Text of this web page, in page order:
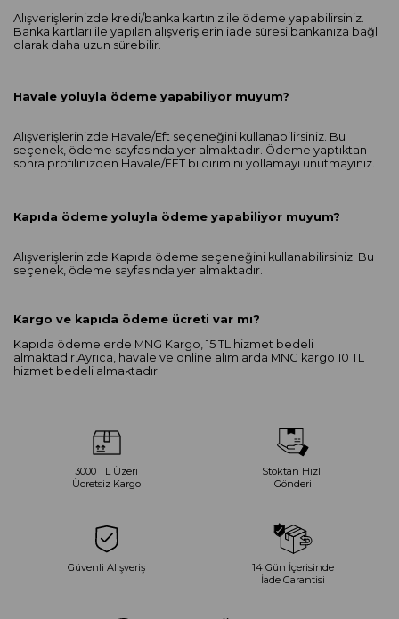
Alışverişlerinizde kredi/banka kartınız ile ödeme yapabilirsiniz.
Banka kartları ile yapılan alışverişlerin iade süresi bankanıza bağlı
olarak daha uzun sürebilir.
Havale yoluyla ödeme yapabiliyor muyum?
Alışverişlerinizde Havale/Eft seçeneğini kullanabilirsiniz. Bu
seçenek, ödeme sayfasında yer almaktadır. Ödeme yaptıktan
sonra profilinizden Havale/EFT bildirimini yollamayı unutmayınız.
Kapıda ödeme yoluyla ödeme yapabiliyor muyum?
Alışverişlerinizde Kapıda ödeme seçeneğini kullanabilirsiniz. Bu
seçenek, ödeme sayfasında yer almaktadır.
Kargo ve kapıda ödeme ücreti var mı?
Kapıda ödemelerde MNG Kargo, 15 TL hizmet bedeli
almaktadır.Ayrıca, havale ve online alımlarda MNG kargo 10 TL
hizmet bedeli almaktadır.
3000 TL Üzeri
Ücretsiz Kargo
Stoktan Hızlı
Gönderi
Güvenli Alışveriş
14 Gün İçerisinde
İade Garantisi